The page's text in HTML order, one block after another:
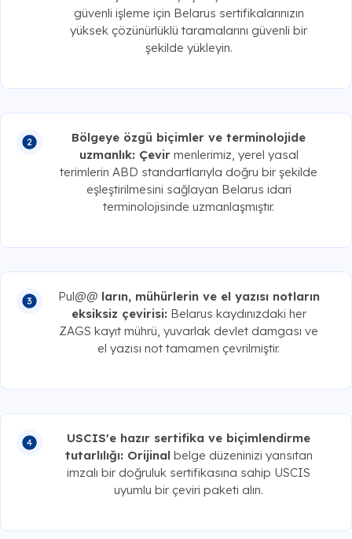
güvenli işleme için Belarus sertifikalarınızın
yüksek çözünürlüklü taramalarını güvenli bir
şekilde yükleyin.
Bölgeye özgü biçimler ve terminolojide
uzmanlık: Çevirmenlerimiz, yerel yasal
terimlerin ABD standartlarıyla doğru bir şekilde
eşleştirilmesini sağlayan Belarus idari
terminolojisinde uzmanlaşmıştır.
Pul@@ ların, mühürlerin ve el yazısı notların
eksiksiz çevirisi: Belarus kaydınızdaki her
ZAGS kayıt mührü, yuvarlak devlet damgası ve
el yazısı not tamamen çevrilmiştir.
USCIS'e hazır sertifika ve biçimlendirme
tutarlılığı: Orijinalbelge düzeninizi yansıtan
imzalı bir doğruluk sertifikasına sahip USCIS
uyumlu bir çeviri paketi alın.